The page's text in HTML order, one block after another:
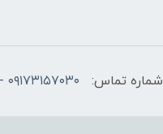
شماره تماس: ۰۹۱۷۳۱۵۷۰۳۰ - 09129312300 - 07137742255